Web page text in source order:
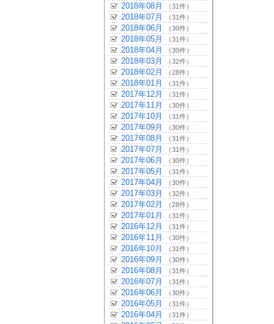
2018年08月 （31件）
2018年07月 （31件）
2018年06月 （30件）
2018年05月 （31件）
2018年04月 （30件）
2018年03月 （32件）
2018年02月 （28件）
2018年01月 （31件）
2017年12月 （31件）
2017年11月 （30件）
2017年10月 （31件）
2017年09月 （30件）
2017年08月 （31件）
2017年07月 （31件）
2017年06月 （30件）
2017年05月 （31件）
2017年04月 （30件）
2017年03月 （32件）
2017年02月 （28件）
2017年01月 （31件）
2016年12月 （31件）
2016年11月 （30件）
2016年10月 （31件）
2016年09月 （30件）
2016年08月 （31件）
2016年07月 （31件）
2016年06月 （30件）
2016年05月 （31件）
2016年04月 （31件）